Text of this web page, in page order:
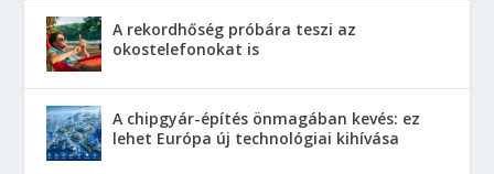
A rekordhőség próbára teszi az
okostelefonokat is
A chipgyár-építés önmagában kevés: ez
lehet Európa új technológiai kihívása